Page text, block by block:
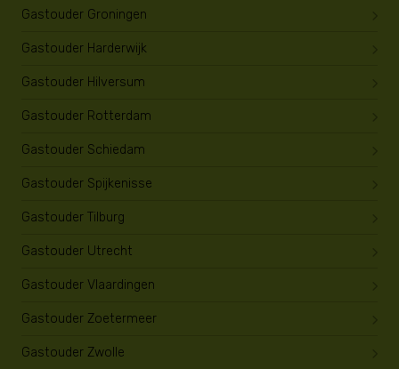
Gastouder Groningen
Gastouder Harderwijk
Gastouder Hilversum
Gastouder Rotterdam
Gastouder Schiedam
Gastouder Spijkenisse
Gastouder Tilburg
Gastouder Utrecht
Gastouder Vlaardingen
Gastouder Zoetermeer
Gastouder Zwolle